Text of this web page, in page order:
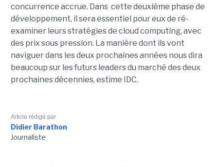
concurrence accrue. Dans cette deuxième phase de
développement, il sera essentiel pour eux de ré-
examiner leurs stratégies de cloud computing, avec
des prix sous pression. La manière dont ils vont
naviguer dans les deux prochaines années nous dira
beaucoup sur les futurs leaders du marché des deux
prochaines décennies, estime IDC.
Article rédigé par
Didier Barathon
Journaliste